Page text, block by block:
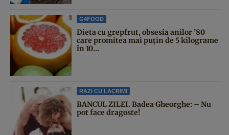
G4FOOD
Dieta cu grepfrut, obsesia anilor ’80
care promitea mai puțin de 5 kilograme
în 10...
RAZI CU LACRIMI
BANCUL ZILEI. Badea Gheorghe: – Nu
pot face dragoste!